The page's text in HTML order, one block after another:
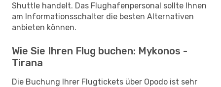
Shuttle handelt. Das Flughafenpersonal sollte Ihnen
am Informationsschalter die besten Alternativen
anbieten können.
Wie Sie Ihren Flug buchen: Mykonos -
Tirana
Die Buchung Ihrer Flugtickets über Opodo ist sehr